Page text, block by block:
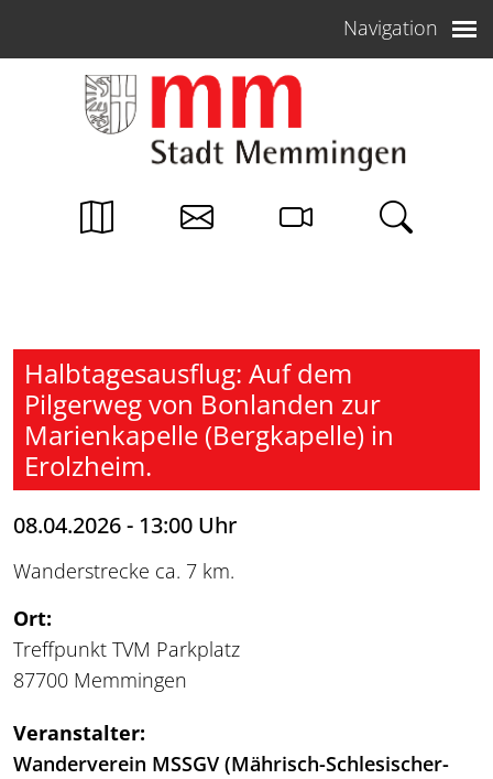
Navigation
Halbtagesausflug: Auf dem
Pilgerweg von Bonlanden zur
Marienkapelle (Bergkapelle) in
Erolzheim.
08.04.2026 - 13:00 Uhr
Wanderstrecke ca. 7 km.
Ort:
Treffpunkt TVM Parkplatz
87700 Memmingen
Veranstalter:
Wanderverein MSSGV (Mährisch-Schlesischer-